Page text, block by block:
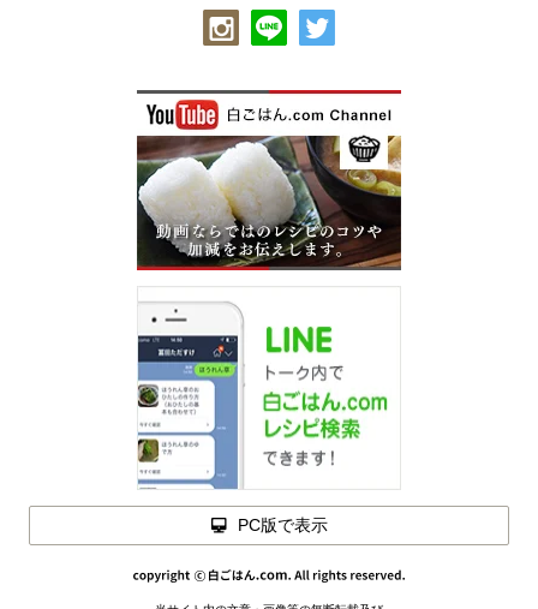
PC版で表示